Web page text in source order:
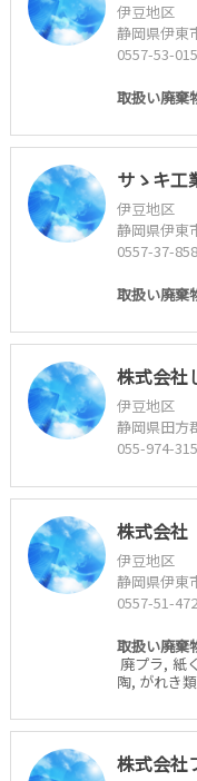
伊豆地区
静岡県伊東
0557-53-
取扱い廃棄
サゝキ工
伊豆地区
静岡県伊東
0557-37-
取扱い廃棄
株式会社
伊豆地区
静岡県田方
055-974-
株式会
伊豆地区
静岡県伊東
0557-51-
取扱い廃棄
廃プラ, 紙
陶, がれき類
株式会社